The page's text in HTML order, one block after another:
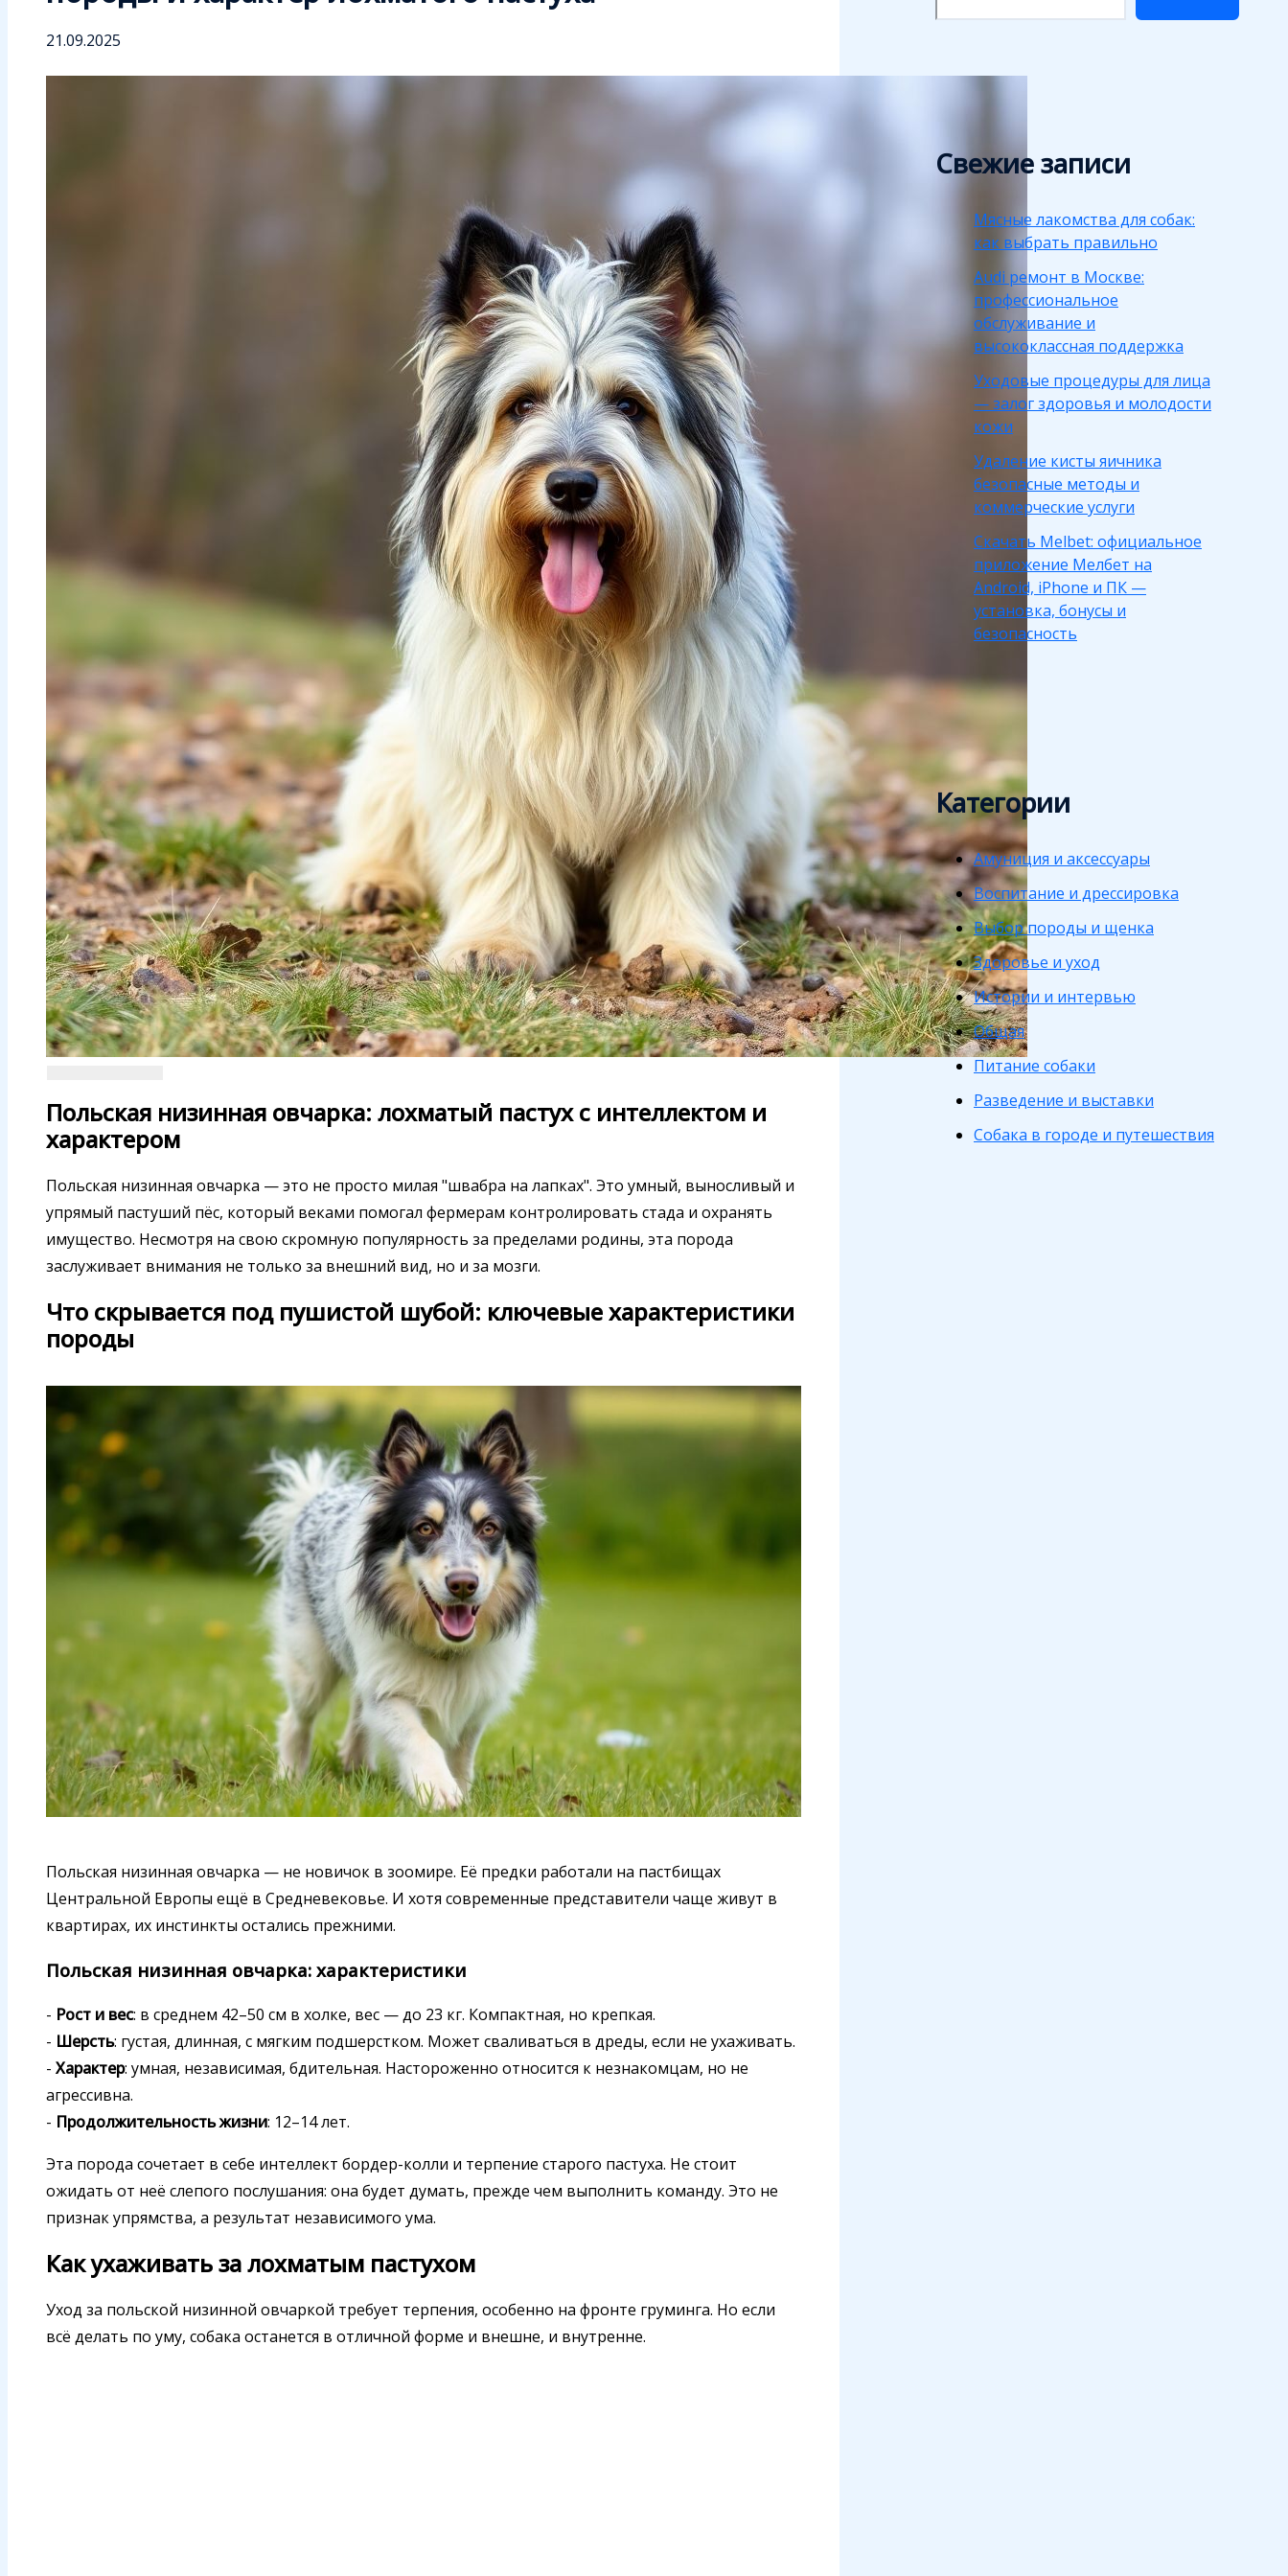
21.09.2025
Польская низинная овчарка: лохматый пастух с интеллектом и
характером
Польская низинная овчарка — это не просто милая "швабра на лапках". Это умный, выносливый и
упрямый пастуший пёс, который веками помогал фермерам контролировать стада и охранять
имущество. Несмотря на свою скромную популярность за пределами родины, эта порода
заслуживает внимания не только за внешний вид, но и за мозги.
Что скрывается под пушистой шубой: ключевые характеристики
породы
Польская низинная овчарка — не новичок в зоомире. Её предки работали на пастбищах
Центральной Европы ещё в Средневековье. И хотя современные представители чаще живут в
квартирах, их инстинкты остались прежними.
Польская низинная овчарка: характеристики
- Рост и вес: в среднем 42–50 см в холке, вес — до 23 кг. Компактная, но крепкая.
- Шерсть: густая, длинная, с мягким подшерстком. Может сваливаться в дреды, если не ухаживать.
- Характер: умная, независимая, бдительная. Настороженно относится к незнакомцам, но не
агрессивна.
- Продолжительность жизни: 12–14 лет.
Эта порода сочетает в себе интеллект бордер-колли и терпение старого пастуха. Не стоит
ожидать от неё слепого послушания: она будет думать, прежде чем выполнить команду. Это не
признак упрямства, а результат независимого ума.
Как ухаживать за лохматым пастухом
Уход за польской низинной овчаркой требует терпения, особенно на фронте груминга. Но если
всё делать по уму, собака останется в отличной форме и внешне, и внутренне.
Свежие записи
Мясные лакомства для собак:
как выбрать правильно
Audi ремонт в Москве:
профессиональное
обслуживание и
высококлассная поддержка
Уходовые процедуры для лица
— залог здоровья и молодости
кожи
Удаление кисты яичника
безопасные методы и
коммерческие услуги
Скачать Melbet: официальное
приложение Мелбет на
Android, iPhone и ПК —
установка, бонусы и
безопасность
Категории
Амуниция и аксессуары
Воспитание и дрессировка
Выбор породы и щенка
Здоровье и уход
Истории и интервью
Общая
Питание собаки
Разведение и выставки
Собака в городе и путешествия